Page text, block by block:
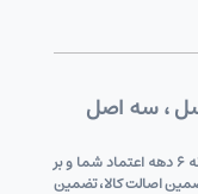
، سه اصل
شرکت شکوهمند گستر دی (علی اکبری) به پشتوانه 6 دهه اعتماد شما و بر
اصالت کالا، تضمین